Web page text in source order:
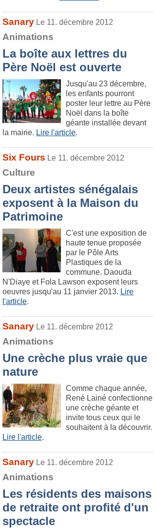
Sanary Le 11. décembre 2012
Animations
La boîte aux lettres du
Père Noël est ouverte
Jusqu'au 23 décembre,
les enfants pourront
poster leur lettre au Père
Noël dans la boîte
géante installée devant
la mairie. Lire l'article.
Six Fours Le 11. décembre 2012
Culture
Deux artistes sénégalais
exposent à la Maison du
Patrimoine
C'est une exposition de
haute tenue proposée
par le Pôle Arts
Plastiques de la
commune. Daouda
N'Diaye et Fola Lawson exposent leurs
oeuvres jusqu'au 11 janvier 2013. Lire
l'article.
Sanary Le 11. décembre 2012
Animations
Une crèche plus vraie que
nature
Comme chaque année,
René Lainé confectionne
une crèche géante et
invite tous ceux qui le
souhaitent à la découvrir.
Lire l'article.
Sanary Le 11. décembre 2012
Animations
Les résidents des maisons
de retraite ont profité d'un
spectacle